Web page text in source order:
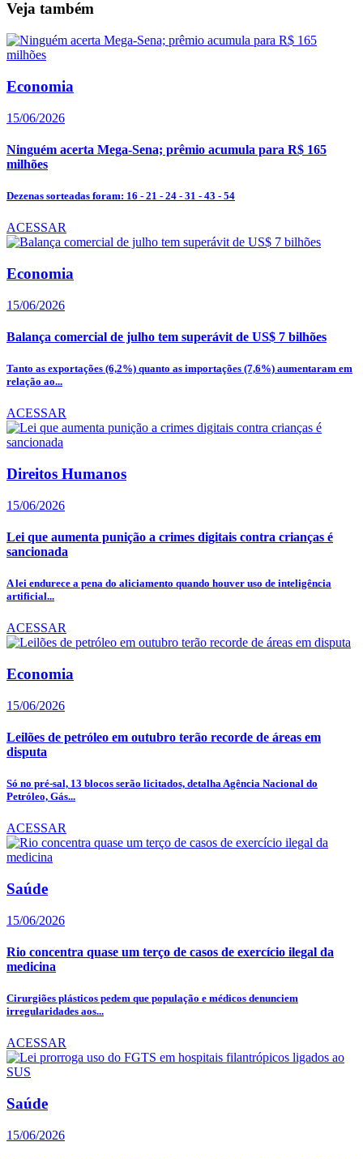
Veja também
Economia
15/06/2026
Ninguém acerta Mega-Sena; prêmio acumula para R$ 165
milhões
Dezenas sorteadas foram: 16 - 21 - 24 - 31 - 43 - 54
ACESSAR
Economia
15/06/2026
Balança comercial de julho tem superávit de US$ 7 bilhões
Tanto as exportações (6,2%) quanto as importações (7,6%) aumentaram em
relação ao...
ACESSAR
Direitos Humanos
15/06/2026
Lei que aumenta punição a crimes digitais contra crianças é
sancionada
A lei endurece a pena do aliciamento quando houver uso de inteligência
artificial...
ACESSAR
Economia
15/06/2026
Leilões de petróleo em outubro terão recorde de áreas em
disputa
Só no pré-sal, 13 blocos serão licitados, detalha Agência Nacional do
Petróleo, Gás...
ACESSAR
Saúde
15/06/2026
Rio concentra quase um terço de casos de exercício ilegal da
medicina
Cirurgiões plásticos pedem que população e médicos denunciem
irregularidades aos...
ACESSAR
Saúde
15/06/2026